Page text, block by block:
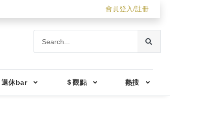
會員登入/註冊
退休bar ＄觀點 熱搜